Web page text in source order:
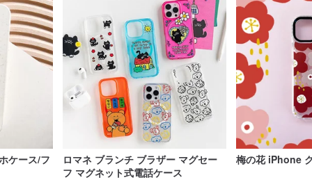
ケース/フ
ロマネ ブランチ ブラザー マグセー
フ マグネット式電話ケース
梅の花 iPhone